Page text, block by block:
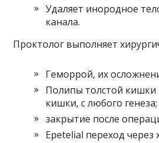
Удаляет инородное
канала.
Проктолог выполняет
Геморрой, их
Полипы толстой кишки
кишки, с любого генеза;
закрытие после
Epetelial переход через